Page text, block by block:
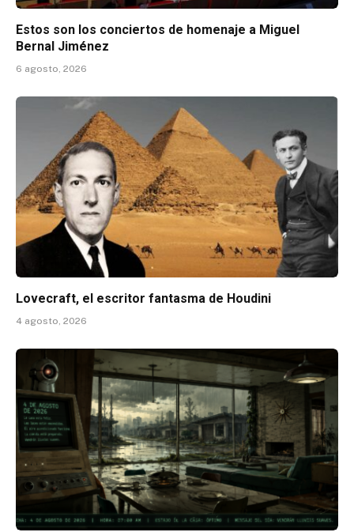
Estos son los conciertos de homenaje a Miguel
Bernal Jiménez
6 agosto, 2026
Lovecraft, el escritor fantasma de Houdini
4 agosto, 2026